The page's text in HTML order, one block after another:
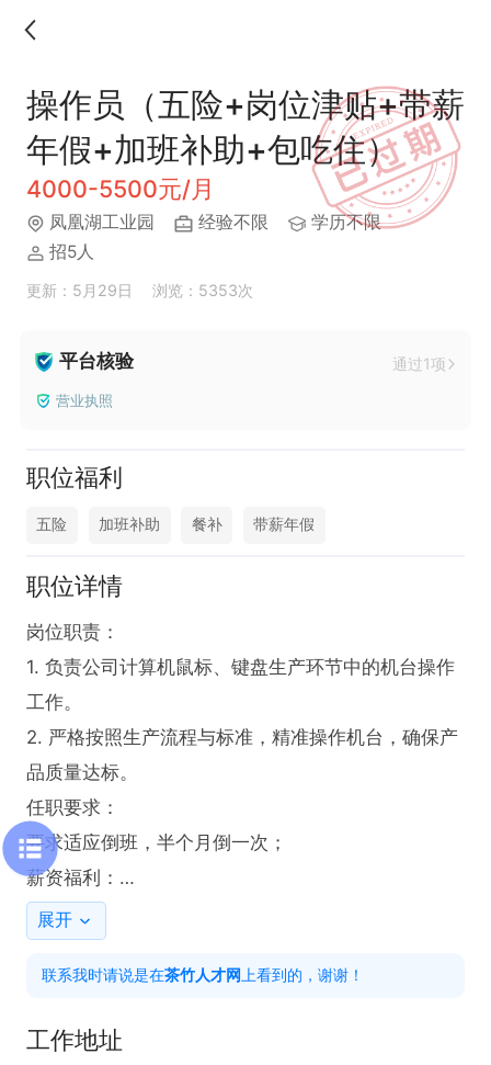
操作员（五险+岗位津贴+带薪
年假+加班补助+包吃住）
4000-5500元/月
凤凰湖工业园 经验不限
学历不限
招5人
更新：5月29日 浏览：5353次
平台核验 通过1项
营业执照
职位福利
五险 加班补助 餐补 带薪年假
职位详情
岗位职责：
1. 负责公司计算机鼠标、键盘生产环节中的机台操作
工作。
2. 严格按照生产流程与标准，精准操作机台，确保产
品质量达标。
任职要求：
要求适应倒班，半个月倒一次；
薪资福利：
薪资底薪加加班工资、包吃住、岗位补助等，综合工
展开
联系我时请说是在茶竹人才网 上看到的，谢谢！
工作地址